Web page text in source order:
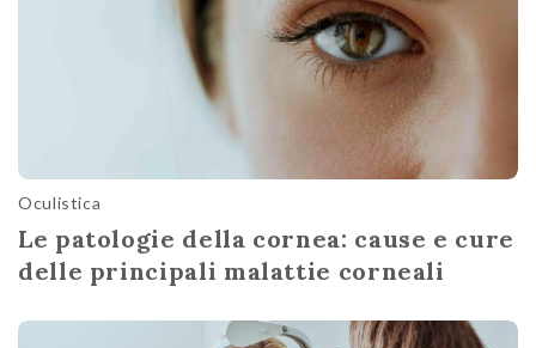
Oculistica
Le patologie della cornea: cause e cure
delle principali malattie corneali